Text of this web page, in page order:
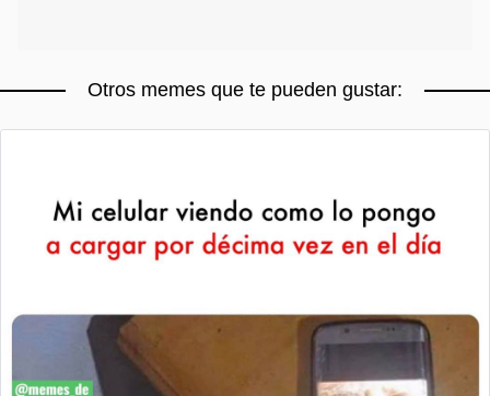
Otros memes que te pueden gustar: